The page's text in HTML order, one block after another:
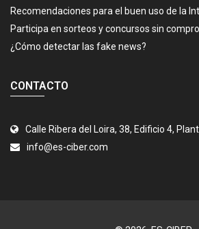
Recomendaciones para el buen uso de la
Participa en sorteos y concursos sin
¿Cómo detectar las fake news?
CONTACTO
Calle Ribera del Loira, 38, Edificio 4,
info@es-ciber.com